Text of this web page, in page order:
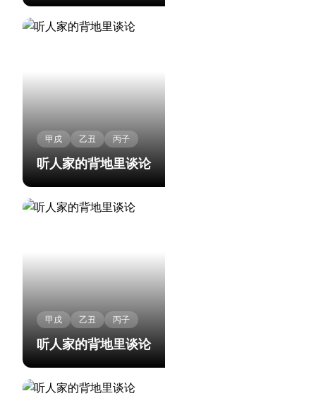
甲戌 乙丑 丙子
听人家的背地里谈论
甲戌 乙丑 丙子
听人家的背地里谈论